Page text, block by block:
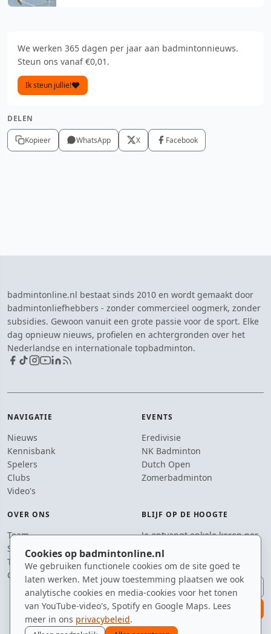
Cookies op badmintonline.nl
We gebruiken functionele cookies om de site goed te
laten werken. Met jouw toestemming plaatsen we ook
analytische cookies en media-cookies voor het tonen
van YouTube-video's, Spotify en Google Maps. Lees
meer in ons privacybeleid.
We werken 365 dagen per jaar aan badmintonnieuws.
Steun ons vanaf €0,01.
Ik steun jullie!
DELEN
Kopieer WhatsApp X Facebook
badmintonline.nl bestaat sinds 2010 en wordt gemaakt door
badmintonliefhebbers - zonder commercieel oogmerk, zonder
subsidies. Gewoon vanuit een grote passie voor de sport. Elke
dag opnieuw nieuws, profielen en achtergronden over het
Nederlandse en internationale topbadminton.
NAVIGATIE
Nieuws
Kennisbank
Spelers
Clubs
Video's
EVENTS
Eredivisie
NK Badminton
Dutch Open
Zomerbadminton
OVER ONS
Team
Supporters
Tip de redactie
Contact
BLIJF OP DE HOOGTE
Je ontvangt enkele keren per
jaar een e-mail met het
laatste badmintonnieuws.
E-mailadres
aanmelden